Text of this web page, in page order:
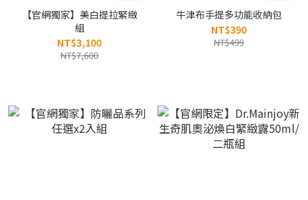
【官網獨家】美白提拉緊緻
組
NT$3,100
NT$7,600
牛津布手提多功能收納包
NT$390
NT$499